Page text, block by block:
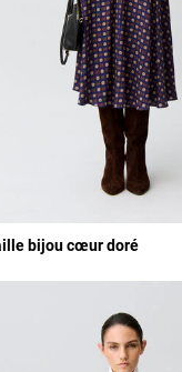
Rating
bijou cœur doré